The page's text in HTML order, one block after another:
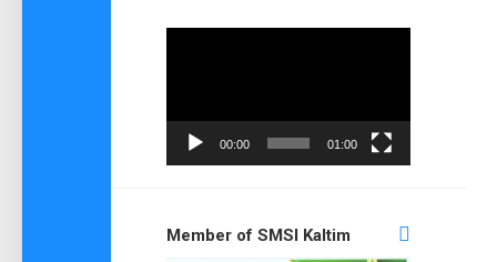
00:00 01:00
Member of SMSI Kaltim